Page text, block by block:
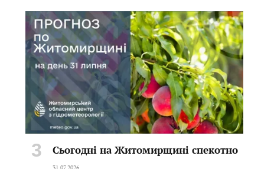
Сьогодні на Житомирщині спекотно